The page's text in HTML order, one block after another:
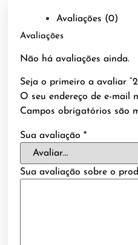
Avaliações (0)
Avaliações
Não há avaliações ainda.
Seja o primeiro a avaliar
O seu endereço de e-mail
Campos obrigatórios são
Sua avaliação*
Sua avaliação sobre o